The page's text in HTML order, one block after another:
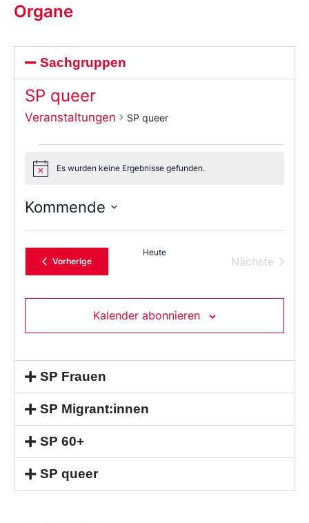
Organe
Sachgruppen
SP queer
Veranstaltungen SP queer
NoticeEs wurden keine Ergebnisse gefunden.
Kommende
Sie
das
Datum
aus.
VorherigeVeranstaltungen
Heute
Nächste
Kalender abonnieren
SP Frauen
SP Migrant:innen
SP 60+
SP queer